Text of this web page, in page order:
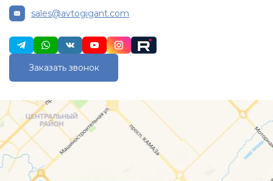
sales@avtogigant.com
Заказать звонок